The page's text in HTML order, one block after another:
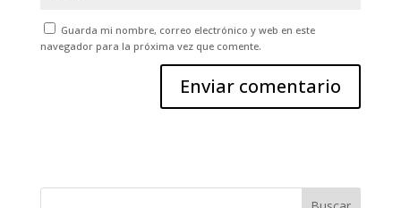
Guarda mi nombre, correo electrónico y web en este
navegador para la próxima vez que comente.